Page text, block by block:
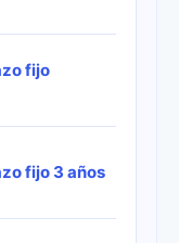
fijo
fijo 3 años